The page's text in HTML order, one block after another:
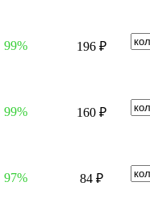
99% 196 ₽
99% 160 ₽
97% 84 ₽